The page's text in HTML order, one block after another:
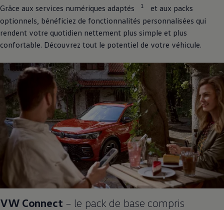
Grâce aux services numériques adaptés
1
et aux packs
optionnels, bénéficiez de fonctionnalités personnalisées qui
rendent votre quotidien nettement plus simple et plus
confortable. Découvrez tout le potentiel de votre véhicule.
VW Connect – le pack de base compris